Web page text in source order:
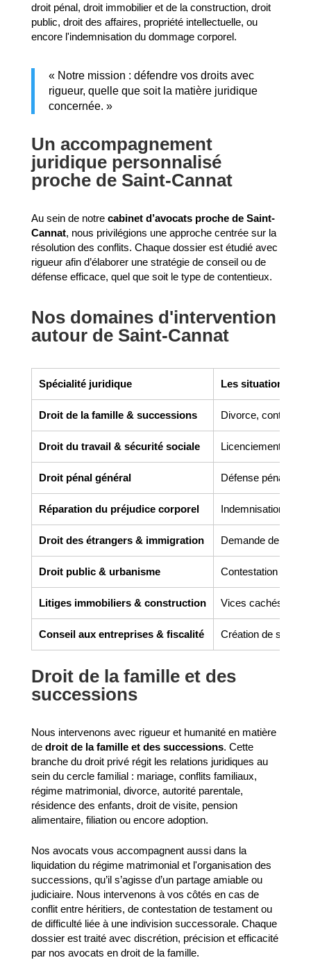
droit pénal, droit immobilier et de la construction, droit
public, droit des affaires, propriété intellectuelle, ou
encore l'indemnisation du dommage corporel.
« Notre mission : défendre vos droits avec
rigueur, quelle que soit la matière juridique
concernée. »
Un accompagnement
juridique personnalisé
proche de Saint-Cannat
Au sein de notre cabinet d’avocats proche de Saint-
Cannat, nous privilégions une approche centrée sur la
résolution des conflits. Chaque dossier est étudié avec
rigueur afin d’élaborer une stratégie de conseil ou de
défense efficace, quel que soit le type de contentieux.
Nos domaines d'intervention
autour de Saint-Cannat
Spécialité juridique Les situations
Droit de la famille & successions Divorce, contrats
Droit du travail & sécurité sociale Licenciement,
Droit pénal général Défense pénale,
Réparation du préjudice corporel Indemnisation des
Droit des étrangers & immigration Demande de titre
Droit public & urbanisme Contestation de
Litiges immobiliers & construction Vices cachés,
Conseil aux entreprises & fiscalité Création de
Droit de la famille et des
successions
Nous intervenons avec rigueur et humanité en matière
de droit de la famille et des successions. Cette
branche du droit privé régit les relations juridiques au
sein du cercle familial : mariage, conflits familiaux,
régime matrimonial, divorce, autorité parentale,
résidence des enfants, droit de visite, pension
alimentaire, filiation ou encore adoption.
Nos avocats vous accompagnent aussi dans la
liquidation du régime matrimonial et l'organisation des
successions, qu’il s’agisse d’un partage amiable ou
judiciaire. Nous intervenons à vos côtés en cas de
conflit entre héritiers, de contestation de testament ou
de difficulté liée à une indivision successorale. Chaque
dossier est traité avec discrétion, précision et efficacité
par nos avocats en droit de la famille.